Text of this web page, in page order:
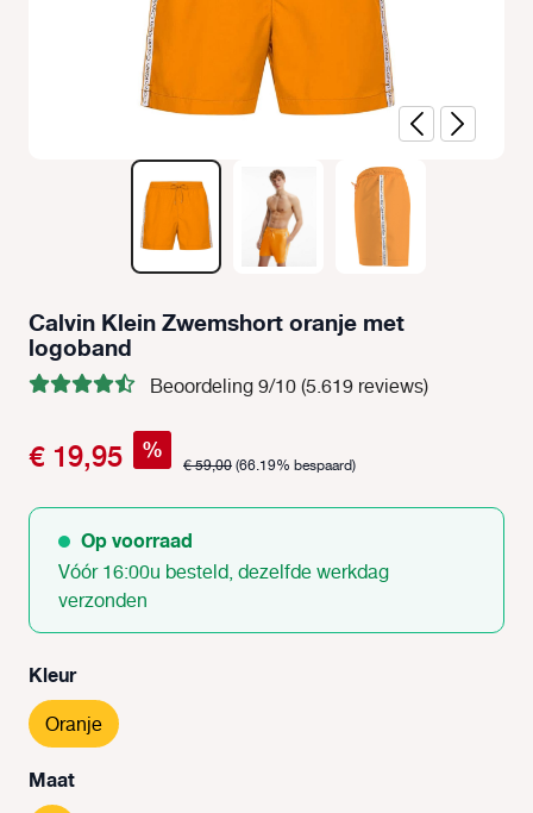
Calvin Klein Zwemshort oranje met
logoband
Beoordeling 9/10 (5.619 reviews)
€ 19,95 % € 59,00(66.19% bespaard)
Op voorraad
Vóór 16:00u besteld, dezelfde werkdag
verzonden
Selecteer
Kleur
Oranje
Selecteer
Maat